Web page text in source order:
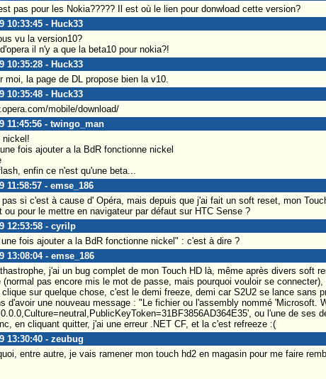
pas pour les Nokia????? Il est où le lien pour donwload cette version?
10:33:45 - Huck33
vu la version10?
il n'y a que la beta10 pour nokia?!
10:35:28 - Huck33
moi, la page de DL propose bien la v10.
10:35:48 - Huck33
mobile/download/
11:45:56 - twingo_man
nickel!
fois ajouter a la BdR fonctionne nickel
enfin ce n'est qu'une beta...
11:58:57 - emse_186
si c'est à cause d' Opéra, mais depuis que j'ai fait un soft reset, mon
ou pour le mettre en navigateur par défaut sur HTC Sense ?
12:53:58 - cyrilp
fois ajouter a la BdR fonctionne nickel" : c'est à dire ?
13:08:04 - emse_186
j'ai un bug complet de mon Touch HD là, même après divers soft
(normal pas encore mis le mot de passe, mais pourquoi vouloir se
sur quelque chose, c'est le demi freeze, demi car S2U2 se lance sans
d'avoir une nouveau message : "Le fichier ou l'assembly nommé 'Microsoft.
ou l'une de ses
en cliquant quitter, j'ai une erreur .NET CF, et la c'est refreeze :(
13:30:40 - zeubug
entre autre, je vais ramener mon touch hd2 en magasin pour me faire